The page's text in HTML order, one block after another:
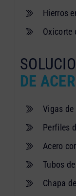
Hierros
Oxicorte
DE
Vigas de
Perfiles
Acero
Tubos
Chapa